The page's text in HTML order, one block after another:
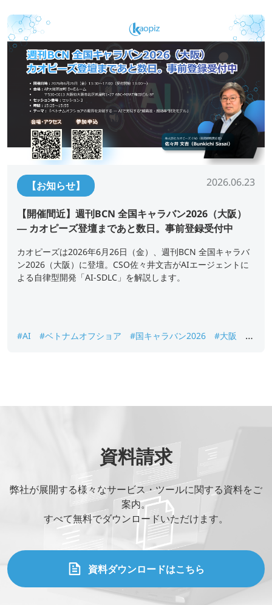
【お知らせ】 2026.06.23
【開催間近】週刊BCN 全国キャラバン2026（大阪）
― カオピーズ登壇まであと数日。事前登録受付中
カオピーズは2026年6月26日（金）、週刊BCN 全国キャラバ
ン2026（大阪）に登壇。CSO佐々井文吉がAIエージェントに
よる自律型開発「AI-SDLC」を解説します。
#AI #ベトナムオフショア #国キャラバン2026 #大阪
#
資料請求
弊社が展開する様々なサービス・ツールに関する資料をご
案内。
すべて無料でダウンロードいただけます。
資料ダウンロードはこちら